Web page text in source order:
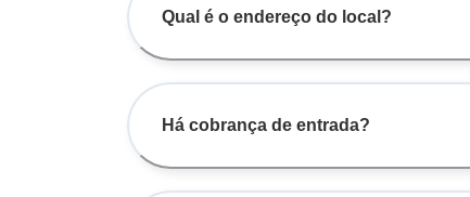
Qual é o endereço do local?
Há cobrança de entrada?